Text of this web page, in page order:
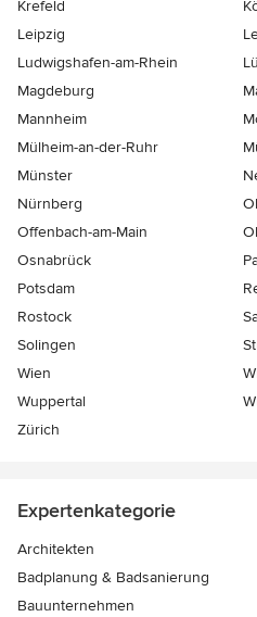
Krefeld
Leipzig
Ludwigshafen-am-Rhein
Magdeburg
Mannheim
Mülheim-an-der-Ruhr
Münster
Nürnberg
Offenbach-am-Main
Osnabrück
Potsdam
Rostock
Solingen
Wien
Wuppertal
Zürich
Expertenkategorie
Architekten
Badplanung & Badsanierung
Bauunternehmen